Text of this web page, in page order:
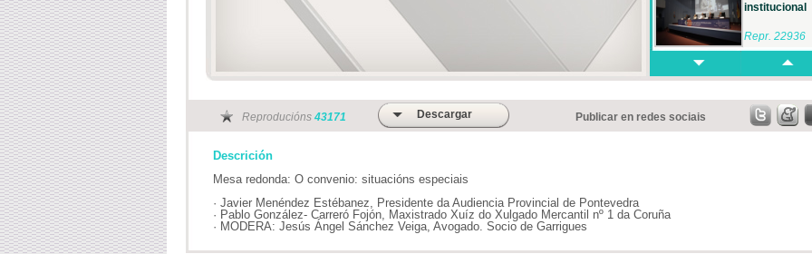
institucional
Repr. 22936
Reproducións 43171 Descargar Publicar en redes sociais
Descrición
Mesa redonda: O convenio: situacións especiais
· Javier Menéndez Estébanez, Presidente da Audiencia Provincial de Pontevedra
· Pablo González- Carreró Fojón, Maxistrado Xuíz do Xulgado Mercantil nº 1 da Coruña
· MODERA: Jesús Ángel Sánchez Veiga, Avogado. Socio de Garrigues